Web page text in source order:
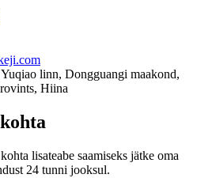
linn, Dongguangi maakond,
Hiina
lisateabe saamiseks jätke oma
24 tunni jooksul.